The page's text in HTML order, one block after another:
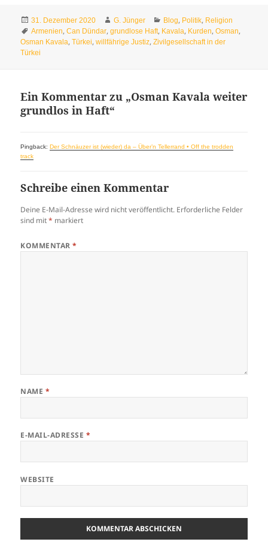
Veröffentlicht
am
31. Dezember 2020 Autor
G. Jünger Kategorien
Blog, Politik, Religion
Schlagwörter
Armenien,Can Dündar,grundlose Haft, Kavala, Kurden,Osman,
Osman Kavala,Türkei,willfährige Justiz,Zivilgesellschaft in der
Türkei
Ein Kommentar zu „Osman Kavala weiter
grundlos in Haft“
Pingback:Der Schnäuzer ist (wieder) da – Über’n Tellerrand • Off the trodden
track
Schreibe einen Kommentar
Deine E-Mail-Adresse wird nicht veröffentlicht. Erforderliche Felder
sind mit* markiert
KOMMENTAR*
NAME *
E-MAIL-ADRESSE *
WEBSITE